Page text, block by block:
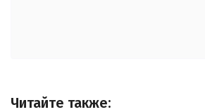
Читайте также: